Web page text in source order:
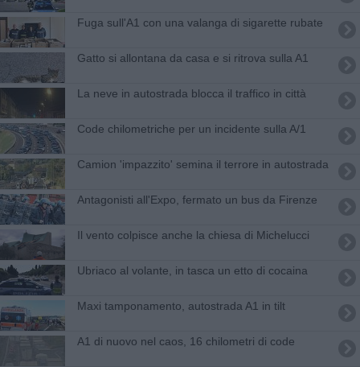
Fuga sull'A1 con una valanga di sigarette rubate
Gatto si allontana da casa e si ritrova sulla A1
La neve in autostrada blocca il traffico in città
Code chilometriche per un incidente sulla A/1
Camion 'impazzito' semina il terrore in autostrada
Antagonisti all'Expo, fermato un bus da Firenze
Il vento colpisce anche la chiesa di Michelucci
Ubriaco al volante, in tasca un etto di cocaina
Maxi tamponamento, autostrada A1 in tilt
A1 di nuovo nel caos, 16 chilometri di code